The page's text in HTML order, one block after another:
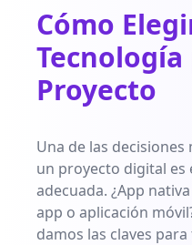
Cómo
Proyecto
Una de las
un proyecto digital es
adecuada. ¿App
app o aplicación
damos las claves